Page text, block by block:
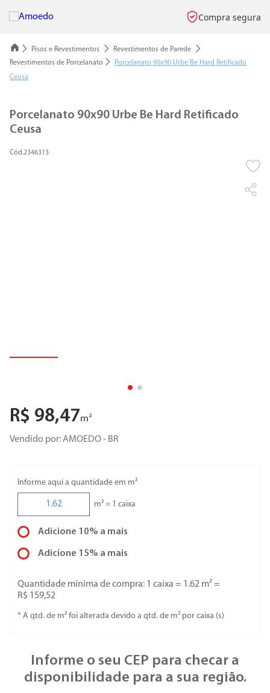
Compra segura
Pisos e Revestimentos
Revestimentos de Parede
Revestimentos de Porcelanato
Porcelanato 90x90 Urbe Be Hard Retificado
Ceusa
Porcelanato 90x90 Urbe Be Hard Retificado
Ceusa
2346313
R$ 98,47m²
Vendido por:AMOEDO - BR
Informe aqui a quantidade em m²
m² = 1 caixa
Adicione 10% a mais
Adicione 15% a mais
Quantidade mínima de compra: 1 caixa = 1.62 m² =
R$ 159,52
* A qtd. de m² foi alterada devido a qtd. de m² por caixa (s)
Informe o seu CEP para checar a
disponibilidade para a sua região.